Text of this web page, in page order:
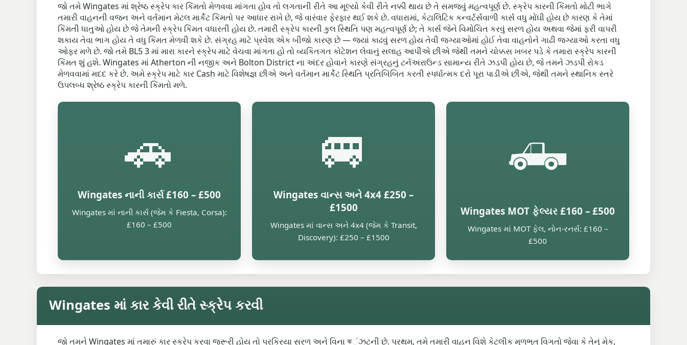
જો તમે Wingates માં શ્રેષ્ઠ સ્ક્રેપ કાર કિંમતો મેળવવા માંગતા હોવ તો લગતાની રીતે આ મૂલ્યો કેવી રીતે નક્કી થાય છે તે સમજવું મહત્વપૂર્ણ છે. સ્ક્રેપ કારની કિંમતો મોટી ભાગે
તમારી વાહનની વજન અને વર્તમાન મેટલ માર્કેટ કિંમતો પર આધાર રાખે છે, જે વારંવાર ફેરફાર થઈ શકે છે. વધારામાં, કેટાલિટિક કન્વર્ટર્સવાળી કાર્સ વધુ મોંઘી હોય છે કારણ કે તેમાં
કિંમતી ધાતુઓ હોય છે જે તેમની સ્ક્રેપ કિંમત વધારતી હોય છે. તમારી સ્ક્રેપ કારની કુલ સ્થિતિ પણ મહત્વપૂર્ણ છે; તે કાર્સ જેને વિમોચિત કરવું સરળ હોય અથવા જેમાં ફરી વાપરી
શકાય તેવા ભાગ હોય તે વધુ કિંમત મેળવી શકે છે. સંગ્રહ માટે પ્રવેશ એક બીજો કારણ છે — જ્યાં કાઢવું સરળ હોય તેવી જગ્યાઓમાં હોઈ તેવા વાહનોને ગાઢી જગ્યાઓ કરતા વધુ
ઓફર મળે છે. જો તમે BL5 3 માં મારા કારને સ્ક્રેપ માટે વેચવા માંગતા હો તો વ્યકિતગત કોટેશન લેવાનું સલાહ આપીએ છીએ જેથી તમને ચોક્કસ ખબર પડે કે તમારા સ્ક્રેપ કારની
કિંમત શું હશે. Wingates માં Atherton ની નજીક અને Bolton District ના અંદર હોવાને કારણે સંગ્રહનું ટર્નઅરાઉન્ડ સામાન્ય રીતે ઝડપી હોય છે, જે તમને ઝડપી રોકડ
મેળવવામાં મદદ કરે છે. અમે સ્ક્રેપ માટે કાર Cash માટે વિશેષજ્ઞ છીએ અને વર્તમાન માર્કેટ સ્થિતિ પ્રતિબિંબિત કરતી સ્પર્ધાત્મક દરો પૂરા પાડીએ છીએ, જેથી તમને સ્થાનિક સ્તરે
ઉપલબ્ધ શ્રેષ્ઠ સ્ક્રેપ કારની કિંમતો મળે.
🚗
Wingates નાની કાર્સ £160 – £500
Wingates માં નાની કાર્સ (જેમ કે Fiesta, Corsa):
£160 – £500
🚐
Wingates વાન્સ અને 4x4 £250 –
£1500
Wingates માં વાન્સ અને 4x4 (જેમ કે Transit,
Discovery): £250 – £1500
🛻
Wingates MOT ફેલ્યર £160 – £500
Wingates માં MOT ફેલ, નોન-રનર્સ: £160 –
£500
Wingates માં કાર કેવી રીતે સ્ક્રેપ કરવી
જો તમને Wingates માં તમારું કાર સ્ક્રેપ કરવા જરૂરી હોય તો પ્રક્રિયા સરળ અને વિના ঝંઝટની છે. પ્રથમ, તમે તમારી વાહન વિશે કેટલીક મૂળભૂત વિગતો જેવા કે તેનું મેક,